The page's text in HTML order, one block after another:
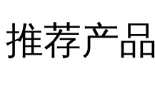
推荐产品